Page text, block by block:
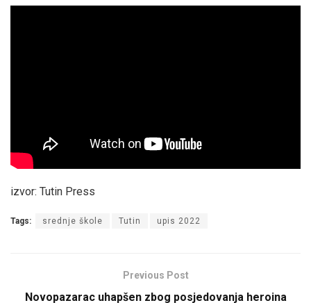
izvor: Tutin Press
Tags: srednje škole Tutin upis 2022
Previous Post
Novopazarac uhapšen zbog posjedovanja heroina